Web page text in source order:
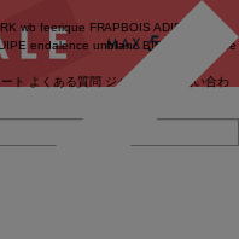
wb feerique FRAPBOIS ADIEU
endalence unbilanc BIGI online store
ト よくある質問 ジャーナル
お問い合わ